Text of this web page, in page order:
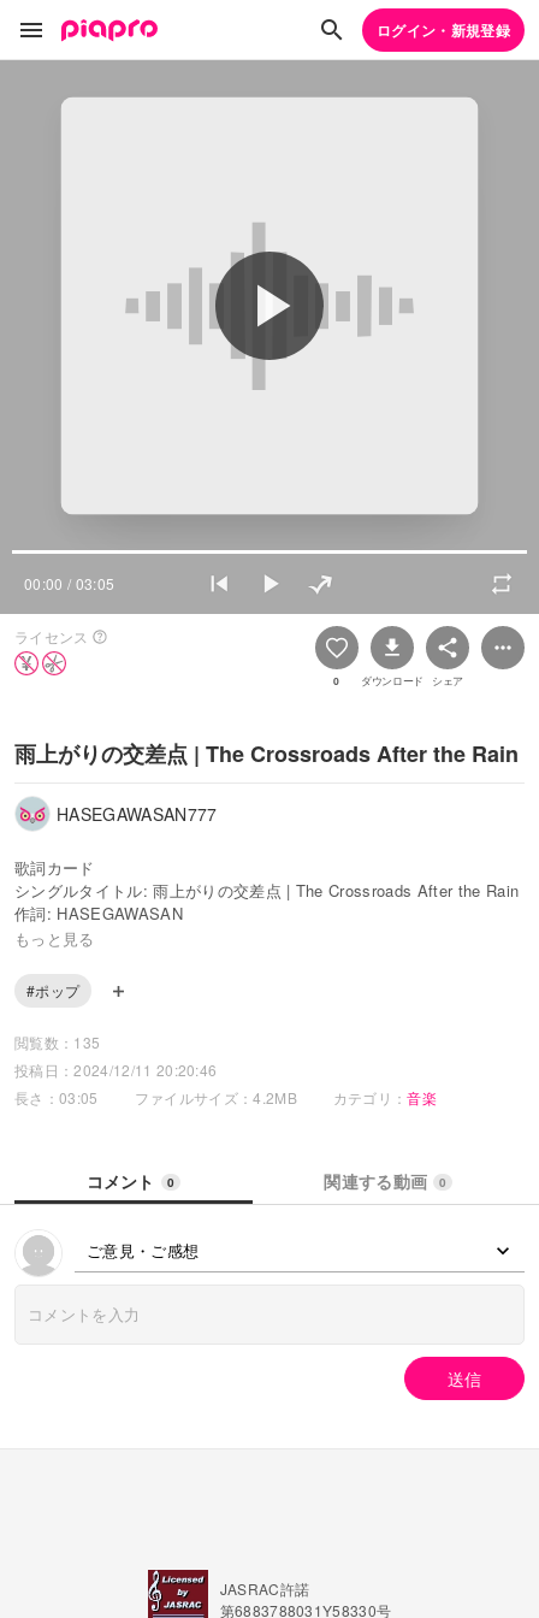
ログイン・新規登録
00:00 / 03:05
ライセンス
0 ダウンロード シェア
雨上がりの交差点 | The Crossroads After the Rain
HASEGAWASAN777
歌詞カード
シングルタイトル: 雨上がりの交差点 | The Crossroads After the Rain
作詞: HASEGAWASAN
作曲: HASEGAWASAN
ジャンル: シネマティックバラード
事務所: HASEGAWAoffice
交差点の向こう側、君が泣いてた
濡れた頬を隠そうとした傘の陰に
「別れたくない」って言葉、何度も聞こえて
それでも君は全てを賭けてくれたんだ
分かってたはずなのに、雨上がりの匂いと
君の涙が頭から離れない
「ごめんね」さえも言えなかった
交差点の光が俺たちを分けた
忘れたいけど忘れられない
君の声がまだここにいる
もっと見る
#ポップ
閲覧数：135
投稿日：2024/12/11 20:20:46
長さ：03:05
ファイルサイズ：4.2MB カテゴリ：音楽
コメント 0 関連する動画 0
ご意見・ご感想
送信
JASRAC許諾
第6883788031Y58330号